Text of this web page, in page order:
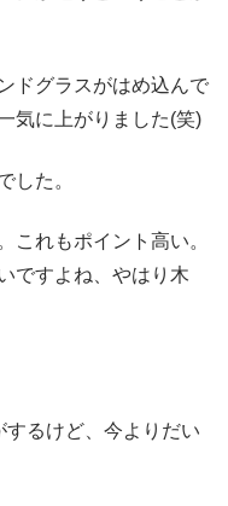
ドグラスがはめ込んで
気に上がりました(笑)
した。
これもポイント高い。
ですよね、やはり木
るけど、今よりだい